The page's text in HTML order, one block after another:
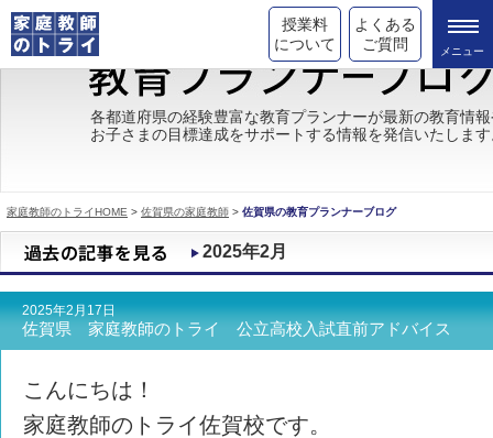
授業料
について
よくある
ご質問
トライの教育理念
成績が上がる理由
都道府県別情報
合格体験談
キャンペーン情報
各都道府県の経験豊富な教育プランナーが最新の教育情
お子さまの目標達成をサポートする情報を発信いたしま
家庭教師のトライHOME > 佐賀県の家庭教師 > 佐賀県の教育プランナーブログ
2025年2月
2025年2月17日
佐賀県 家庭教師のトライ 公立高校入試直前アドバイス
こんにちは！
家庭教師のトライ佐賀校です。